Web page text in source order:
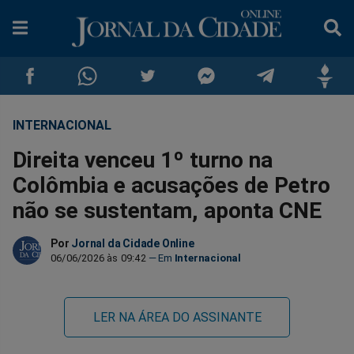
Compartilhar
no
Facebook
Compartilhar
no
Whatsapp
no
Twitter
no
Messenger
no
Telegram Gettr
INTERNACIONAL
Direita venceu 1º turno na
Colômbia e acusações de Petro
não se sustentam, aponta CNE
Por Jornal da Cidade Online
06/06/2026 às 09:42 Internacional
LER NA ÁREA DO ASSINANTE